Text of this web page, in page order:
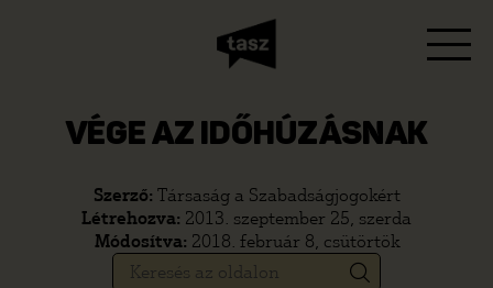
VÉGE AZ IDŐHÚZÁSNAK
Szerző: Társaság a Szabadságjogokért
Létrehozva: 2013. szeptember 25, szerda
Módosítva: 2018. február 8, csütörtök